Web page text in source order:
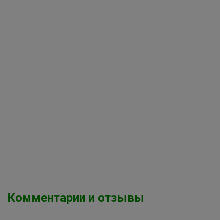
Комментарии и отзывы